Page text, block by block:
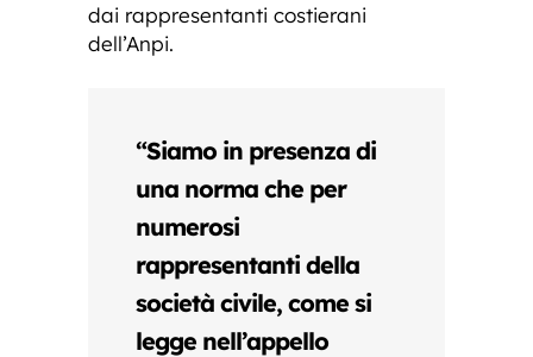
dai rappresentanti costierani
dell’Anpi.
“Siamo in presenza di
una norma che per
numerosi
rappresentanti della
società civile, come si
legge nell’appello